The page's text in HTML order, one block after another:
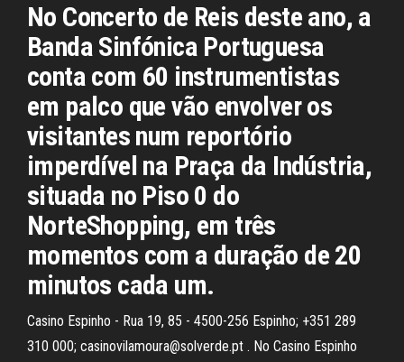
No Concerto de Reis deste ano, a
Banda Sinfónica Portuguesa
conta com 60 instrumentistas
em palco que vão envolver os
visitantes num reportório
imperdível na Praça da Indústria,
situada no Piso 0 do
NorteShopping, em três
momentos com a duração de 20
minutos cada um.
Casino Espinho - Rua 19, 85 - 4500-256 Espinho; +351 289
310 000; casinovilamoura@solverde.pt . No Casino Espinho